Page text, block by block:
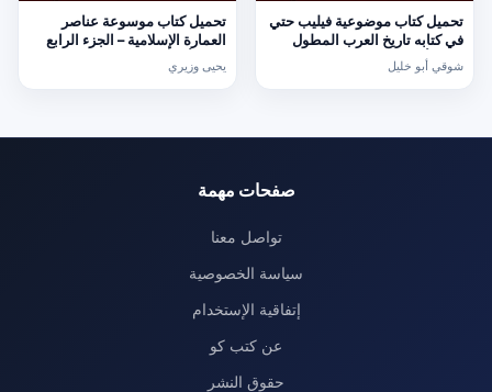
تحميل كتاب موضوعية فيليب حتي
في كتابه تاريخ العرب المطول
PDF تأليف شوقي أبو خليل مجانا
[كامل]
شوقي أبو خليل
تحميل كتاب موسوعة عناصر
العمارة الإسلامية – الجزء الرابع
[كامل]
يحيى وزيري
صفحات مهمة
تواصل معنا
سياسة الخصوصية
إتفاقية الإستخدام
عن كتب كو
حقوق النشر